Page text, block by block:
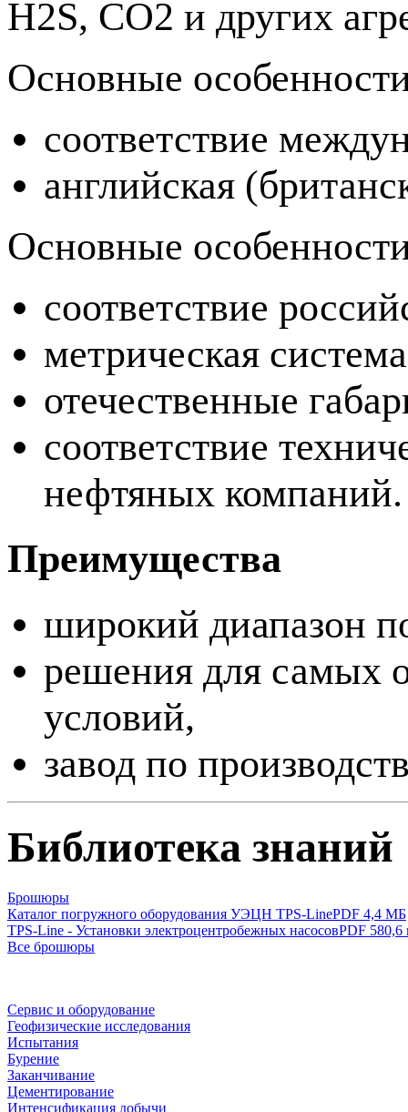
H2S, СО2 и других
Основные
соответствие
английская
Основные
соответствие
метрическая
отечественные
соответствие
нефтяных компаний.
Преимущества
широкий диапазон
решения для самых
условий,
завод по
Библиотека знаний
Брошюры
Каталог погружного оборудования УЭЦН TPS-LinePDF 4,4 МБ
TPS-Line - Установки электроцентробежных насосовPDF 580,6
Все брошюры
Сервис и оборудование
Геофизические исследования
Испытания
Бурение
Заканчивание
Цементирование
Интенсификация добычи